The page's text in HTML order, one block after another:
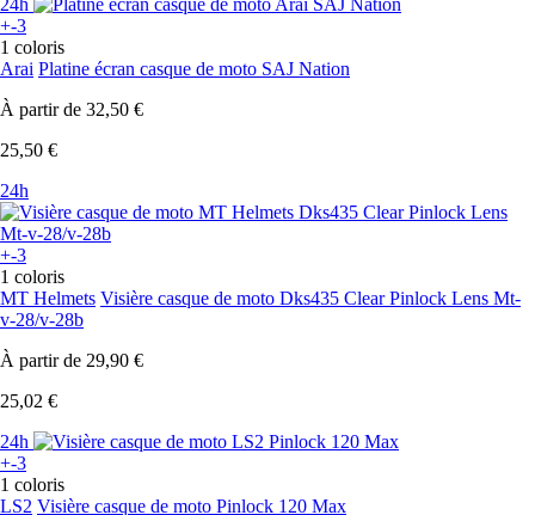
+-3
1 coloris
Arai Platine écran casque de moto SAJ Nation
À partir de 32,50 €
25,50 €
24h
+-3
1 coloris
MT Helmets Visière casque de moto Dks435 Clear Pinlock Lens Mt-
v-28/v-28b
À partir de 29,90 €
25,02 €
24h
+-3
1 coloris
LS2 Visière casque de moto Pinlock 120 Max